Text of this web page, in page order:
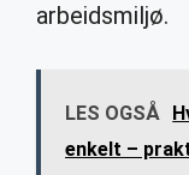
arbeidsmiljø.
LES OGSÅ
enkelt –